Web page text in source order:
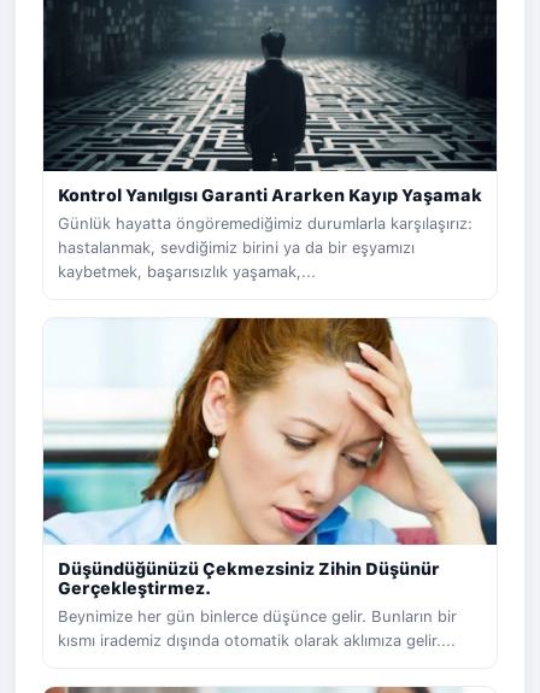
Kontrol Yanılgısı Garanti Ararken Kayıp Yaşamak
Günlük hayatta öngöremediğimiz durumlarla karşılaşırız:
hastalanmak, sevdiğimiz birini ya da bir eşyamızı
kaybetmek, başarısızlık yaşamak,...
Düşündüğünüzü Çekmezsiniz Zihin Düşünür
Gerçekleştirmez.
Beynimize her gün binlerce düşünce gelir. Bunların bir
kısmı irademiz dışında otomatik olarak aklımıza gelir....